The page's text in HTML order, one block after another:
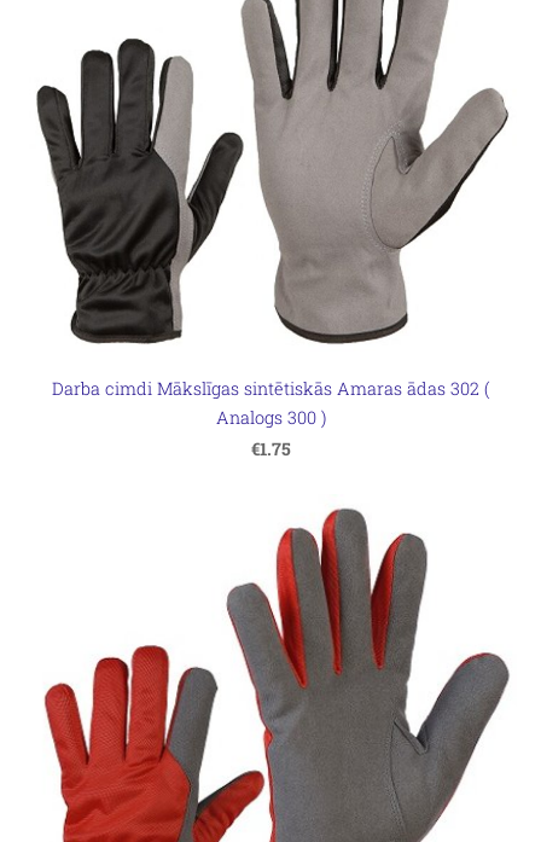
Darba cimdi Mākslīgas sintētiskās Amaras ādas 302 (
Analogs 300 )
€1.75